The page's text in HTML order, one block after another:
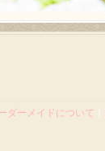
ダーメイドについて